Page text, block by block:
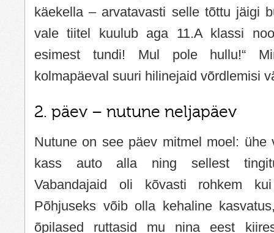
käekella – arvatavasti selle tõttu jäigi
vale tiitel kuulub aga 11.A klassi
esimest tundi! Mul pole hullu!“
kolmapäeval suuri hilinejaid võrdlemisi
2. päev – nutune neljapäev
Nutune on see päev mitmel moel: ühe
kass auto alla ning sellest
Vabandajaid oli kõvasti rohkem
Põhjuseks võib olla kehaline
õpilased ruttasid mu nina eest